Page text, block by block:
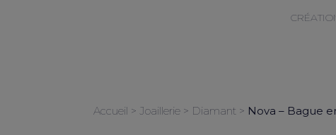
Accueil > Joaillerie > Diamant > Nova – Bague